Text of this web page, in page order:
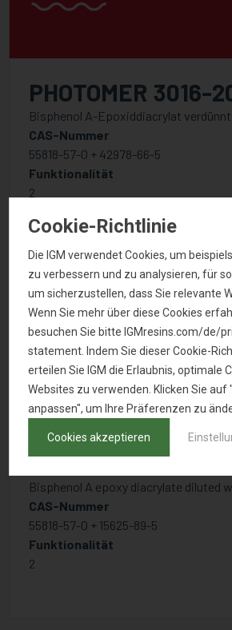
PHOTOMER 3016-
Bisphenol A-Epoxiddiacrylat
CAS-Nummer
55818-57-0 + 42978-66-5
Funktionalität
2
PHOTOMER 3016 20T
Bisphenol A epoxy diacrylate diluted
CAS-Nummer
55818-57-0 + 15625-89-5
Funktionalität
2
Cookie-Richtlinie
Die IGM verwendet Cookies, um
zu verbessern und zu analysieren, für
um sicherzustellen, dass Sie relevante
Wenn Sie mehr über diese Cookies
besuchen Sie bitte IGMresins.com/de/
statement. Indem Sie dieser Cookie-
erteilen Sie IGM die Erlaubnis, optimale
Websites zu verwenden. Klicken Sie auf
anpassen", um Ihre Präferenzen zu
Cookies akzeptieren